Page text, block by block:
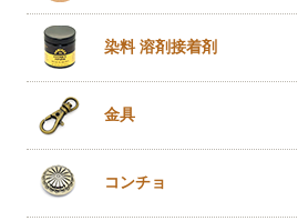
染料 溶剤接着剤
金具
コンチョ